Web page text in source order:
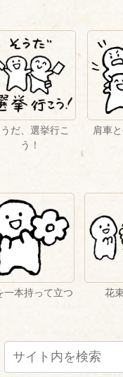
だ、選挙行こ
う！
肩車
一本持って立つ 花